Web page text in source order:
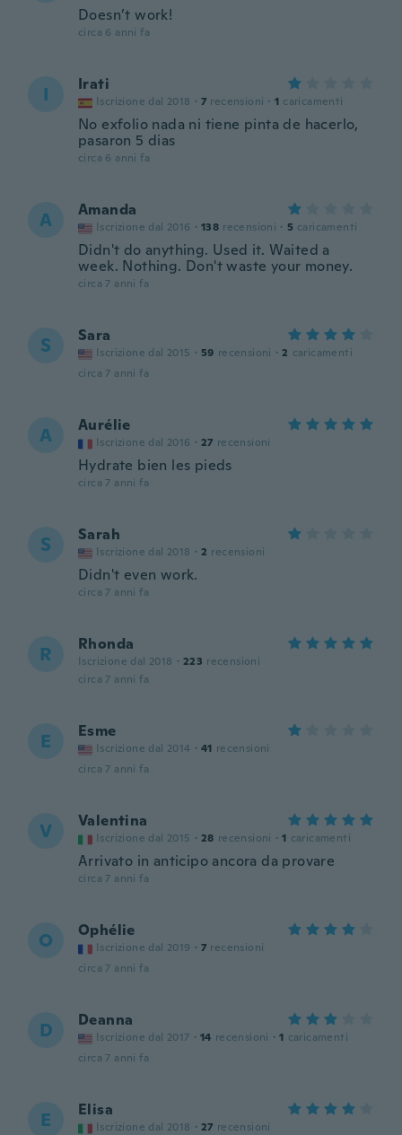
Doesn’t work!
circa 6 anni fa
I Irati
Iscrizione dal 2018 · 7 recensioni · 1 caricamenti
No exfolio nada ni tiene pinta de hacerlo,
pasaron 5 dias
circa 6 anni fa
A Amanda
Iscrizione dal 2016 · 138 recensioni · 5 caricamenti
Didn't do anything. Used it. Waited a
week. Nothing. Don't waste your money.
circa 7 anni fa
S Sara
Iscrizione dal 2015 · 59 recensioni · 2 caricamenti
circa 7 anni fa
A Aurélie
Iscrizione dal 2016 · 27 recensioni
Hydrate bien les pieds
circa 7 anni fa
S Sarah
Iscrizione dal 2018 · 2 recensioni
Didn't even work.
circa 7 anni fa
R Rhonda
Iscrizione dal 2018 · 223 recensioni
circa 7 anni fa
E Esme
Iscrizione dal 2014 · 41 recensioni
circa 7 anni fa
V Valentina
Iscrizione dal 2015 · 28 recensioni · 1 caricamenti
Arrivato in anticipo ancora da provare
circa 7 anni fa
O Ophélie
Iscrizione dal 2019 · 7 recensioni
circa 7 anni fa
D Deanna
Iscrizione dal 2017 · 14 recensioni · 1 caricamenti
circa 7 anni fa
E Elisa
Iscrizione dal 2018 · 27 recensioni